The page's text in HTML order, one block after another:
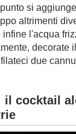
si
altrimenti
infine l'acqua
decorate
due
il cocktail